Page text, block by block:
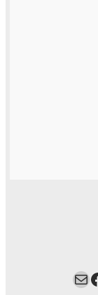
Mail Facebook